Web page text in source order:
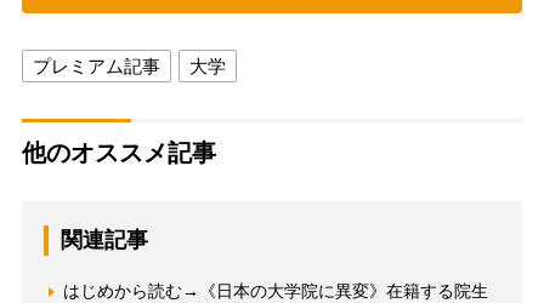
プレミアム記事 大学
他のオススメ記事
関連記事
はじめから読む→《日本の大学院に異変》在籍する院生